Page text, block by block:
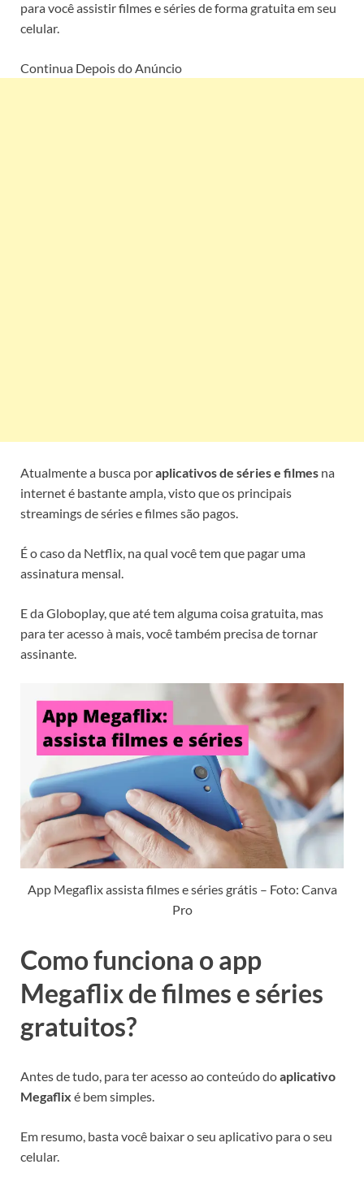
para você assistir filmes e séries de forma gratuita em seu
celular.
Continua Depois do Anúncio
Atualmente a busca poraplicativos de séries e filmes na
internet é bastante ampla, visto que os principais
streamings de séries e filmes são pagos.
É o caso da Netflix, na qual você tem que pagar uma
assinatura mensal.
E da Globoplay, que até tem alguma coisa gratuita, mas
para ter acesso à mais, você também precisa de tornar
assinante.
App Megaflix assista filmes e séries grátis – Foto: Canva
Pro
Como funciona o app
Megaflix de filmes e séries
gratuitos?
Antes de tudo, para ter acesso ao conteúdo doaplicativo
Megaflix é bem simples.
Em resumo, basta você baixar o seu aplicativo para o seu
celular.